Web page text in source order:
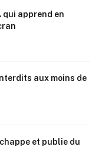
qui apprend en
aux moins de
et publie du